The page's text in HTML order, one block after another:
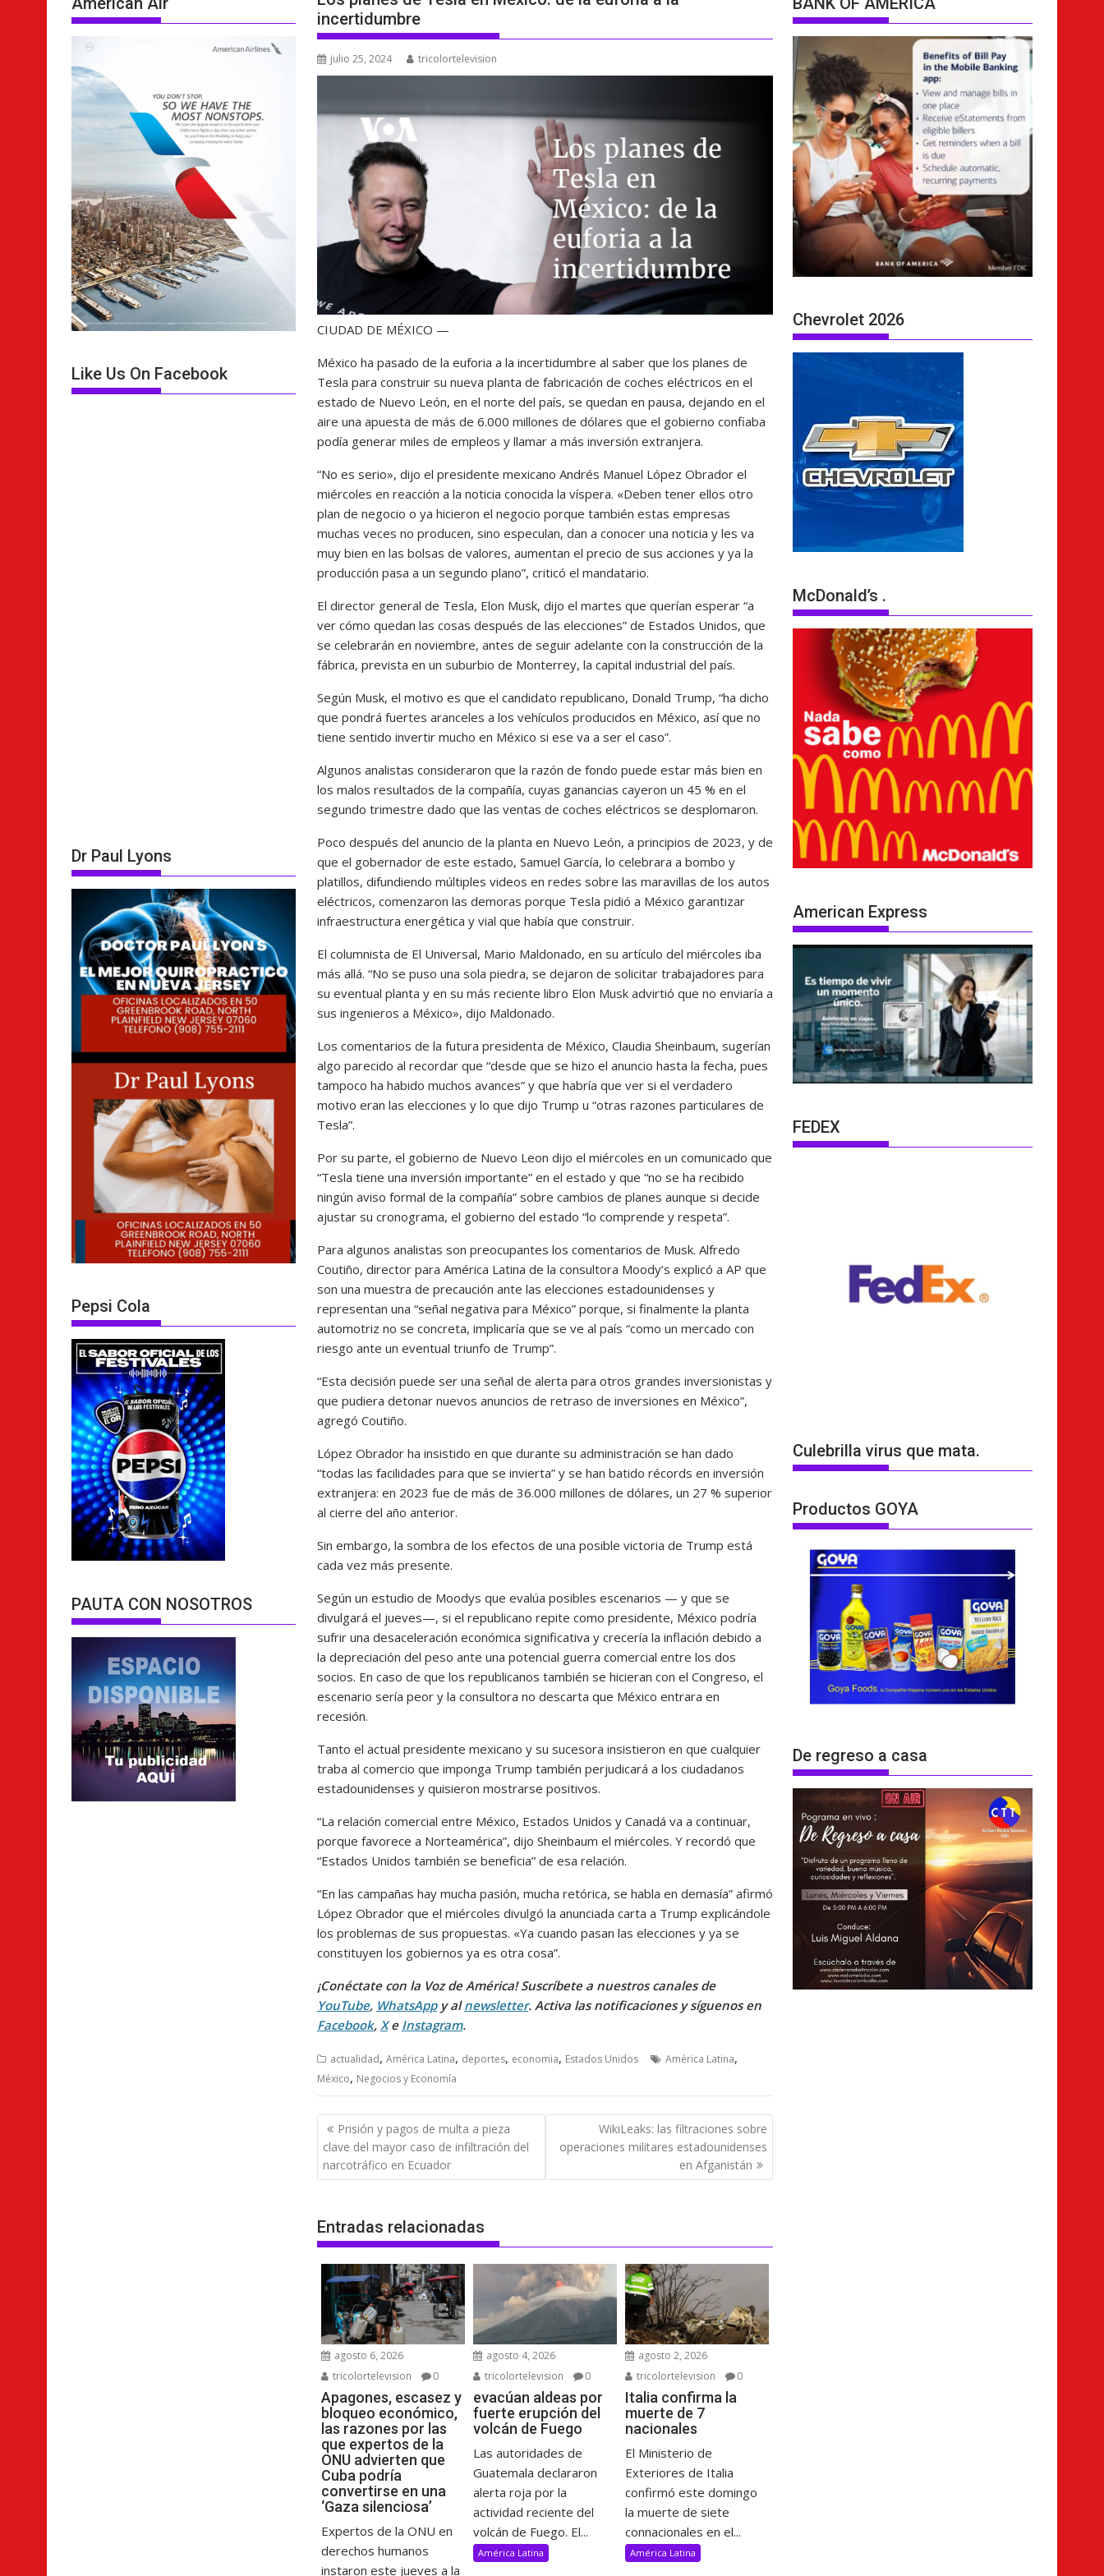
incertidumbre
julio 25, 2024 tricolortelevision
CIUDAD DE MÉXICO —
México ha pasado de la euforia a la incertidumbre al saber que los planes de
Tesla para construir su nueva planta de fabricación de coches eléctricos en el
estado de Nuevo León, en el norte del país, se quedan en pausa, dejando en el
aire una apuesta de más de 6.000 millones de dólares que el gobierno confiaba
podía generar miles de empleos y llamar a más inversión extranjera.
“No es serio», dijo el presidente mexicano Andrés Manuel López Obrador el
miércoles en reacción a la noticia conocida la víspera. «Deben tener ellos otro
plan de negocio o ya hicieron el negocio porque también estas empresas
muchas veces no producen, sino especulan, dan a conocer una noticia y les va
muy bien en las bolsas de valores, aumentan el precio de sus acciones y ya la
producción pasa a un segundo plano”, criticó el mandatario.
El director general de Tesla, Elon Musk, dijo el martes que querían esperar “a
ver cómo quedan las cosas después de las elecciones” de Estados Unidos, que
se celebrarán en noviembre, antes de seguir adelante con la construcción de la
fábrica, prevista en un suburbio de Monterrey, la capital industrial del país.
Según Musk, el motivo es que el candidato republicano, Donald Trump, “ha dicho
que pondrá fuertes aranceles a los vehículos producidos en México, así que no
tiene sentido invertir mucho en México si ese va a ser el caso”.
Algunos analistas consideraron que la razón de fondo puede estar más bien en
los malos resultados de la compañía, cuyas ganancias cayeron un 45 % en el
segundo trimestre dado que las ventas de coches eléctricos se desplomaron.
Poco después del anuncio de la planta en Nuevo León, a principios de 2023, y de
que el gobernador de este estado, Samuel García, lo celebrara a bombo y
platillos, difundiendo múltiples videos en redes sobre las maravillas de los autos
eléctricos, comenzaron las demoras porque Tesla pidió a México garantizar
infraestructura energética y vial que había que construir.
El columnista de El Universal, Mario Maldonado, en su artículo del miércoles iba
más allá. “No se puso una sola piedra, se dejaron de solicitar trabajadores para
su eventual planta y en su más reciente libro Elon Musk advirtió que no enviaría a
sus ingenieros a México», dijo Maldonado.
Los comentarios de la futura presidenta de México, Claudia Sheinbaum, sugerían
algo parecido al recordar que “desde que se hizo el anuncio hasta la fecha, pues
tampoco ha habido muchos avances” y que habría que ver si el verdadero
motivo eran las elecciones y lo que dijo Trump u “otras razones particulares de
Tesla”.
Por su parte, el gobierno de Nuevo Leon dijo el miércoles en un comunicado que
“Tesla tiene una inversión importante” en el estado y que “no se ha recibido
ningún aviso formal de la compañía” sobre cambios de planes aunque si decide
ajustar su cronograma, el gobierno del estado “lo comprende y respeta”.
Para algunos analistas son preocupantes los comentarios de Musk. Alfredo
Coutiño, director para América Latina de la consultora Moody’s explicó a AP que
son una muestra de precaución ante las elecciones estadounidenses y
representan una “señal negativa para México” porque, si finalmente la planta
automotriz no se concreta, implicaría que se ve al país “como un mercado con
riesgo ante un eventual triunfo de Trump”.
“Esta decisión puede ser una señal de alerta para otros grandes inversionistas y
que pudiera detonar nuevos anuncios de retraso de inversiones en México”,
agregó Coutiño.
López Obrador ha insistido en que durante su administración se han dado
“todas las facilidades para que se invierta” y se han batido récords en inversión
extranjera: en 2023 fue de más de 36.000 millones de dólares, un 27 % superior
al cierre del año anterior.
Sin embargo, la sombra de los efectos de una posible victoria de Trump está
cada vez más presente.
Según un estudio de Moodys que evalúa posibles escenarios — y que se
divulgará el jueves—, si el republicano repite como presidente, México podría
sufrir una desaceleración económica significativa y crecería la inflación debido a
la depreciación del peso ante una potencial guerra comercial entre los dos
socios. En caso de que los republicanos también se hicieran con el Congreso, el
escenario sería peor y la consultora no descarta que México entrara en
recesión.
Tanto el actual presidente mexicano y su sucesora insistieron en que cualquier
traba al comercio que imponga Trump también perjudicará a los ciudadanos
estadounidenses y quisieron mostrarse positivos.
“La relación comercial entre México, Estados Unidos y Canadá va a continuar,
porque favorece a Norteamérica”, dijo Sheinbaum el miércoles. Y recordó que
“Estados Unidos también se beneficia” de esa relación.
“En las campañas hay mucha pasión, mucha retórica, se habla en demasía” afirmó
López Obrador que el miércoles divulgó la anunciada carta a Trump explicándole
los problemas de sus propuestas. «Ya cuando pasan las elecciones y ya se
constituyen los gobiernos ya es otra cosa”.
¡Conéctate con la Voz de América! Suscríbete a nuestros canales de
YouTube, WhatsApp y al newsletter. Activa las notificaciones y síguenos en
Facebook, X e Instagram.
actualidad, América Latina, deportes, economia, Estados Unidos América Latina,
México, Negocios y Economía
Navegación
de
entradas
Prisión y pagos de multa a pieza
clave del mayor caso de infiltración del
narcotráfico en Ecuador
WikiLeaks: las filtraciones sobre
operaciones militares estadounidenses
en Afganistán
Entradas relacionadas
agosto 6, 2026
tricolortelevision
0
Apagones, escasez y
bloqueo económico,
las razones por las
que expertos de la
ONU advierten que
Cuba podría
convertirse en una
‘Gaza silenciosa’
Expertos de la ONU en
derechos humanos
instaron este jueves a la
agosto 4, 2026
tricolortelevision
0
evacúan aldeas por
fuerte erupción del
volcán de Fuego
Las autoridades de
Guatemala declararon
alerta roja por la
actividad reciente del
volcán de Fuego. El...
América Latina
agosto 2, 2026
tricolortelevision
0
Italia confirma la
muerte de 7
nacionales
El Ministerio de
Exteriores de Italia
confirmó este domingo
la muerte de siete
connacionales en el...
América Latina
Like Us On Facebook
Dr Paul Lyons
Pepsi Cola
PAUTA CON NOSOTROS
Chevrolet 2026
McDonald’s .
American Express
FEDEX
Culebrilla virus que mata.
Productos GOYA
De regreso a casa